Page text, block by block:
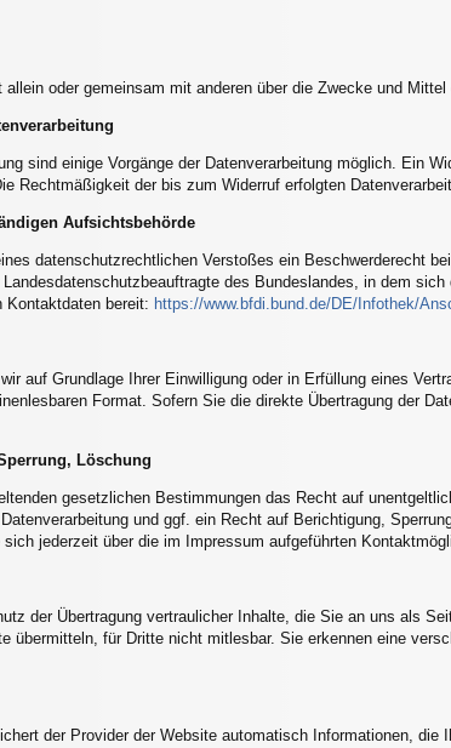
oder gemeinsam mit anderen über die Zwecke und
sind einige Vorgänge der Datenverarbeitung möglich. Ein
Rechtmäßigkeit der bis zum Widerruf erfolgten
Aufsichtsbehörde
datenschutzrechtlichen Verstoßes ein Beschwerderecht
des Bundeslandes, in dem
Kontaktdaten bereit: https://www.bfdi.bund.de/DE/Infothek/
auf Grundlage Ihrer Einwilligung oder in Erfüllung eines
Format. Sofern Sie die direkte Übertragung der
Löschung
gesetzlichen Bestimmungen das Recht auf
und ggf. ein Recht auf Berichtigung,
jederzeit über die im Impressum aufgeführten
der Übertragung vertraulicher Inhalte, die Sie an uns als
übermitteln, für Dritte nicht mitlesbar. Sie erkennen eine
der Provider der Website automatisch Informationen,